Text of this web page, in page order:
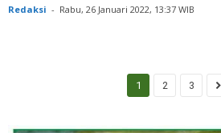
Redaksi - Rabu, 26 Januari 2022, 13:37 WIB
1 2 3